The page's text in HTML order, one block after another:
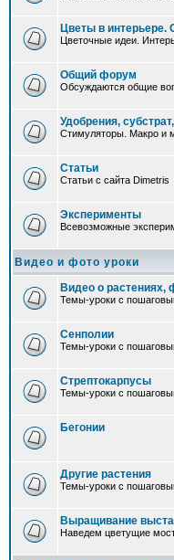
Цветы в интерьере.
Цветочные идеи.
Общий форум
Обсуждаются общие
Удобрения,
Стимуляторы. Макро и
Статьи
Статьи с сайта Dimetris
Эксперименты
Всевозможные
Видео и фото уроки
Видео о растениях,
Темы-уроки с
Сенполии
Темы-уроки с
Стрептокарпусы
Темы-уроки с
Бегонии
Другие растения
Темы-уроки с
Выращивание
Наведем цветущие